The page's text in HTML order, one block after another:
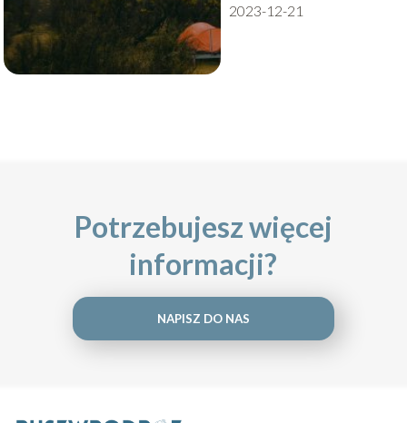
2023-12-21
Potrzebujesz więcej
informacji?
NAPISZ DO NAS